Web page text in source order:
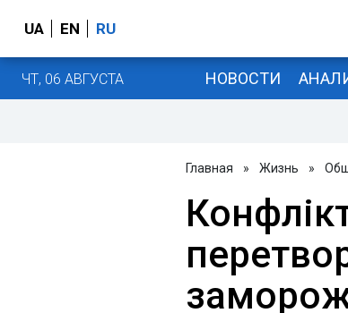
UA EN RU
ЧТ, 06 АВГУСТА НОВОСТИ
Главная » Жизнь »